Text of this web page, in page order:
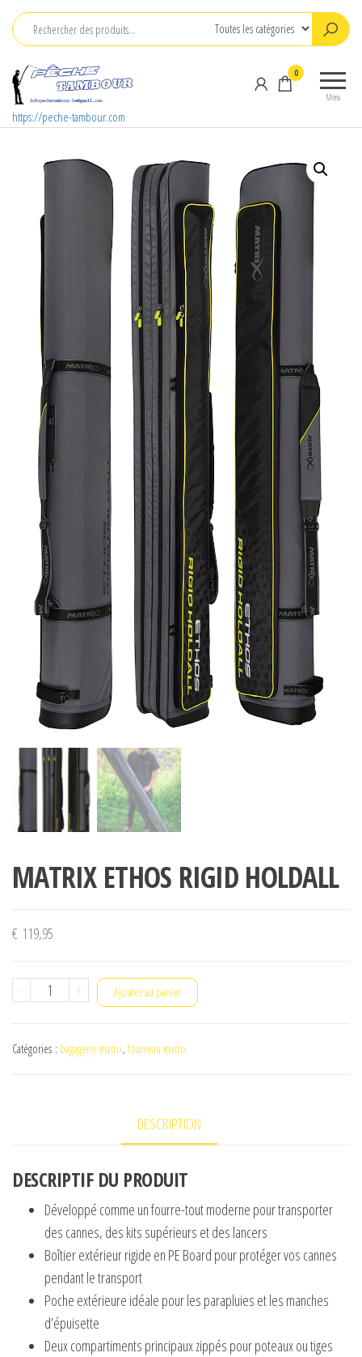
Aller
https://peche-tambour.com
Menu
0
MATRIX ETHOS RIGID HOLDALL
€ 119,95
-
quantité
ETHOS
+ Ajouter au panier
Catégories : bagagerie matrix, fourreau matrix
DESCRIPTION
DESCRIPTIF DU PRODUIT
Développé comme un fourre-tout moderne pour transporter
des cannes, des kits supérieurs et des lancers
Boîtier extérieur rigide en PE Board pour protéger vos cannes
pendant le transport
Poche extérieure idéale pour les parapluies et les manches
d’épuisette
Deux compartiments principaux zippés pour poteaux ou tiges